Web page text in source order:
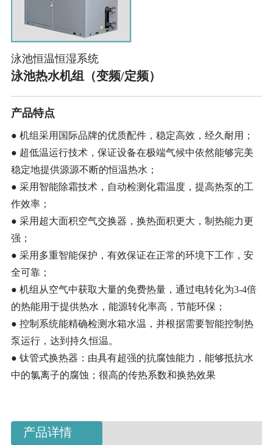
泳池恒温恒湿系统
泳池热水机组（变频/定频）
产品特点
● 机组采用国际品牌的优质配件，稳定高效，经久耐用；
● 超低温运行技术，保证设备在极端气候中依然能够完美
稳定地提供源源不断的恒温热水；
● 采用智能除霜技术，自动检测化霜温度，提高热泵的工
作效率；
● 采用超大面积空气交换器，换热面积更大，制热能力更
强；
● 采用多重智能保护，有效保证在正常的环境下工作，安
全可靠；
● 机组从空气中获取大量的免费热量，通过电转化为3-4倍
的热能用于提供热水，能源转化率高，节能环保；
● 控制系统能精确检测水箱水温，并根据需要智能控制热
泵运行，达到持久恒温。
● 钛管式换热器：由具有超强的抗腐蚀能力，能够抵抗水
中的氯离子的腐蚀；很高的传热系数和换热效果
产品详情